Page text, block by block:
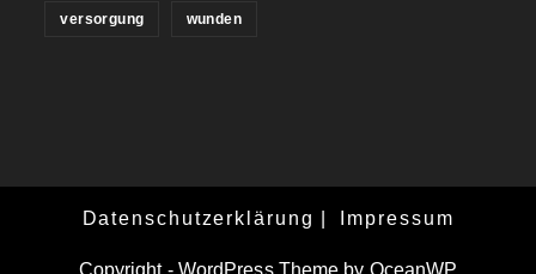
versorgung wunden
Datenschutzerklärung Impressum
Copyright - WordPress Theme by OceanWP